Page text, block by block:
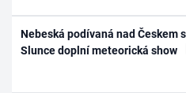
Nebeská podívaná nad Českem
Slunce doplní meteorická show